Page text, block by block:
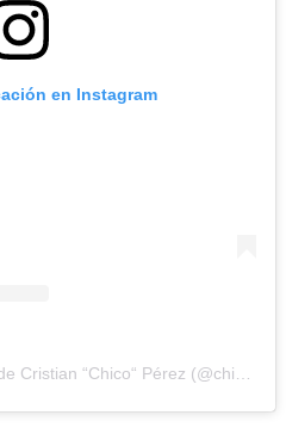
en Instagram
Una publicación compartida de Cristian “Chico“ Pérez (@chico_perez)